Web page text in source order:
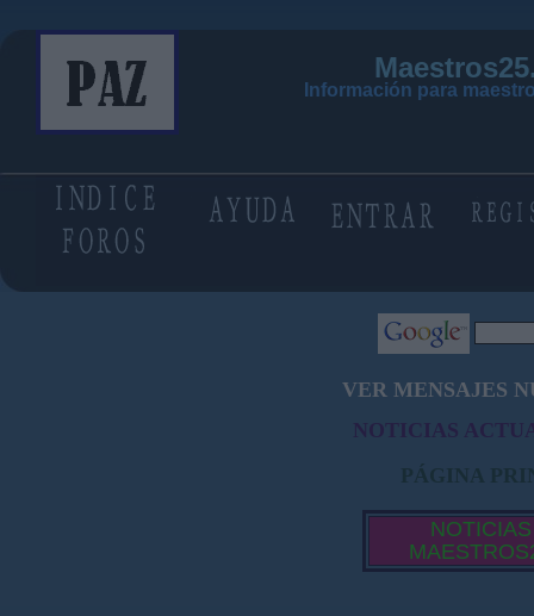
Información para
VER MENSAJES
NOTICIAS
PÁGINA
NOTICIAS